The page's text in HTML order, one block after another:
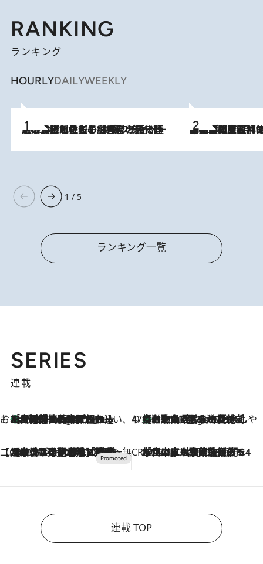
RANKING
ランキング
HOURLYDAILYWEEKLY
2026.8.3
《「文士の子ども被害者の会」発足！》阿川佐和子（72）が語る遠藤周作に北杜夫、劇作家・矢代静一の子どもたちの“文豪プライベート事件簿” 2026.8.8
「最後に見られてよかった」上野動物園の東園パンダ舎が解体前に特別公開。8月16日まで延長されたパネル展と共に辿る“半世紀”のパンダ飼育《解体工事の図面あり》
1 / 5
ランキング一覧
SERIES
連載
そおだよおこの関西おいしい、おやつ紀行8 Hours Ago
［大阪府箕面市］一皿一皿目の前で仕上げられる、料理を巧みに組み込んだアシェットデセールコース「ミチル アシェット デセール（Michiru assiette dessert）」 47都道府県の手みやげ ひんやりスイーツで夏を満喫
8 Hours Ago
【和歌山県】この夏絶対食べたい 冷やしておいしいおやつ3選 みかんがごろっと丸ごと入ったジュレ
【CREA×星野リゾート】唯一無二。癒しと発見が待つ場所へ
2026.8.7
【トンボの足水浴】ヒノキの香りに包まれて涼感マックス！約13℃の湧水かけ流しを避暑地「星野温泉 トンボの湯」で体験 CREA'S CHOICE
2026.8.7
「立川にも歌舞伎があるんだよ」 片岡仁左衛門・市川中車ら豪華座組みで4年目の立川立飛歌舞伎へ
連載 TOP